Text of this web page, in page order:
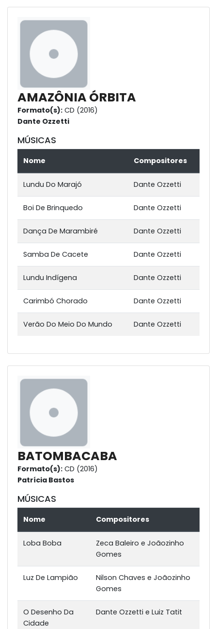
AMAZÔNIA ÓRBITA
Formato(s): CD (2016)
Dante Ozzetti
MÚSICAS
Nome Compositores
Lundu Do Marajó Dante Ozzetti
Boi De Brinquedo Dante Ozzetti
Dança De Marambiré Dante Ozzetti
Samba De Cacete Dante Ozzetti
Lundu Indígena Dante Ozzetti
Carimbó Chorado Dante Ozzetti
Verão Do Meio Do Mundo Dante Ozzetti
BATOMBACABA
Formato(s): CD (2016)
Patrícia Bastos
MÚSICAS
Nome Compositores
Loba Boba
Zeca Baleiro e Joãozinho
Gomes
Luz De Lampião
Nilson Chaves e Joãozinho
Gomes
O Desenho Da
Cidade
Dante Ozzetti e Luiz Tatit